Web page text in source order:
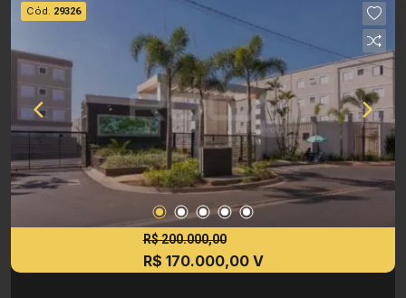
Cód. 29326
R$ 200.000,00
R$ 170.000,00 V